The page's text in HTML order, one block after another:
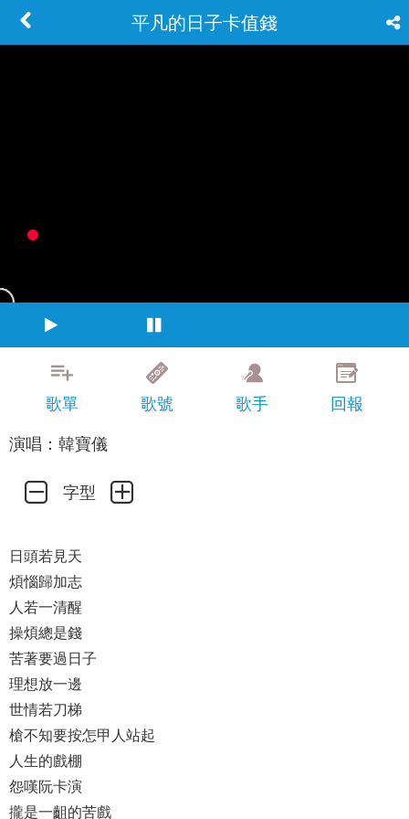
平凡的日子卡值錢
歌單 歌號 歌手
回報
演唱：韓寶儀
字型
日頭若見天
煩惱歸加志
人若一清醒
操煩總是錢
苦著要過日子
理想放一邊
世情若刀梯
槍不知要按怎甲人站起
人生的戲棚
怨嘆阮卡演
攏是一齟的苦戲